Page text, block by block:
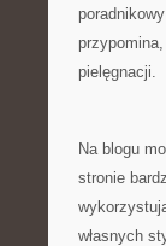
pielęgnacji.
Na blogu
stronie
własnych